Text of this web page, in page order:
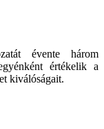
évente három
értékelik a
kiválóságait.